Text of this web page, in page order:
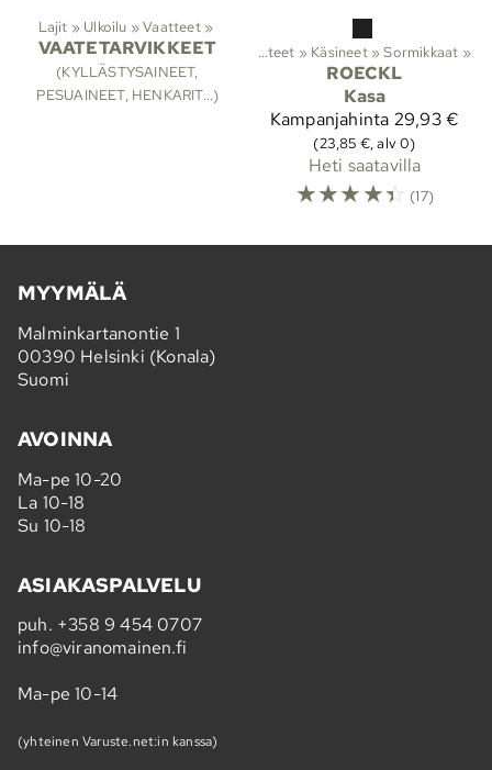
Lajit ‪» Ulkoilu ‪»Vaatteet ‪»
VAATETARVIKKEET
(KYLLÄSTYSAINEET,
PESUAINEET, HENKARIT...)
Lajit‪»Ulkoilu Vaatteet ‪» Käsineet ‪»Sormikkaat ‪»
ROECKL
Kasa
Kampanjahinta 29,93 €
(23,85 €, alv 0)
Heti saatavilla
☆☆☆☆☆ (17)
MYYMÄLÄ
Malminkartanontie 1
00390 Helsinki (Konala)
Suomi
AVOINNA
Ma-pe 10-20
La 10-18
Su 10-18
ASIAKASPALVELU
puh. +358 9 454 0707
info@viranomainen.fi
Ma-pe 10-14
(yhteinen Varuste.net:in kanssa)